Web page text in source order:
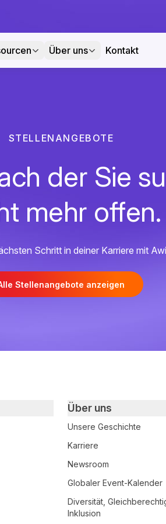
Über uns Kontakt
STELLENANGEBOTE
der Sie
mehr offen.
Schritt in deiner Karriere mit
Stellenangebote anzeigen
Über uns
Unsere Geschichte
Karriere
Newsroom
Globaler Event-Kalender
Diversität,
Inklusion